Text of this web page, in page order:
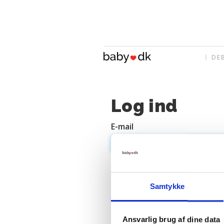
Samtykke
Ansvarlig brug af dine data
Log ind
E-mail